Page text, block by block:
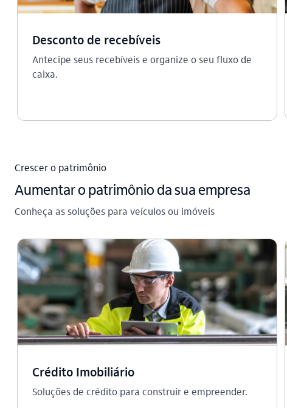
Desconto de recebíveis
Antecipe seus recebíveis e organize o seu fluxo de
caixa.
Crescer o patrimônio
Aumentar o patrimônio da sua empresa
Conheça as soluções para veículos ou imóveis
Crédito Imobiliário
Soluções de crédito para construir e empreender.